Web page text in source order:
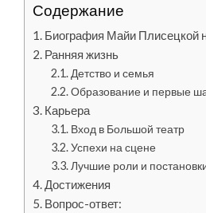
Содержание
Биография Майи Плисецкой
Ранняя жизнь
Детство и семья
Образование и первые
Карьера
Вход в Большой театр
Успехи на сцене
Лучшие роли и
Достижения
Вопрос-ответ: